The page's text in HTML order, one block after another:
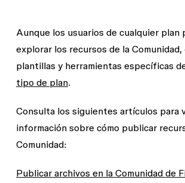
Aunque los usuarios de cualquier plan
explorar los recursos de la Comunidad,
plantillas y herramientas específicas
tipo de plan.
Consulta los siguientes artículos para
información sobre cómo publicar
Comunidad:
Publicar archivos en la Comunidad de